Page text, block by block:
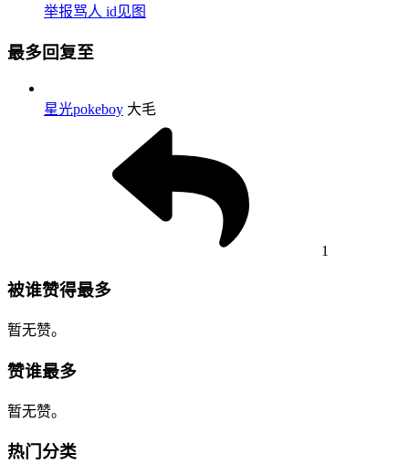
举报骂人 id见图
最多回复至
星光pokeboy 大毛
1
被谁赞得最多
暂无赞。
赞谁最多
暂无赞。
热门分类